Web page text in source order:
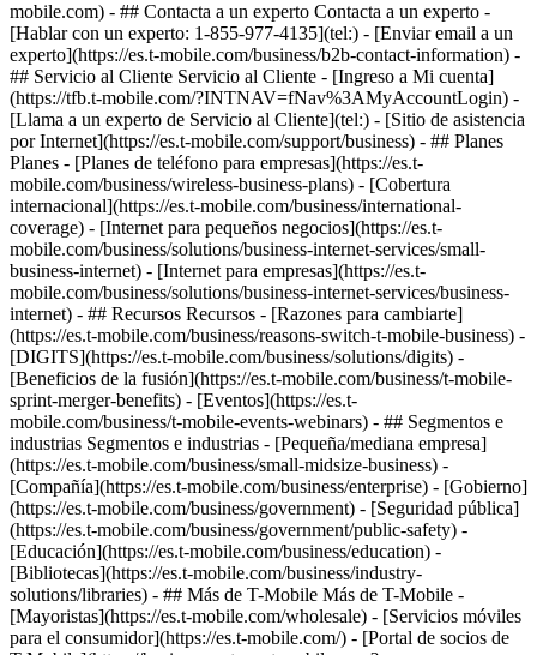
- ## Contacta a un experto Contacta a un experto -
[Hablar con un experto: 1-855-977-4135](tel:) - [Enviar email a un
experto](https://es.t-mobile.com/business/b2b-contact-information) -
## Servicio al Cliente Servicio al Cliente - [Ingreso a Mi cuenta]
(https://tfb.t-mobile.com/?INTNAV=fNav%3AMyAccountLogin) -
[Llama a un experto de Servicio al Cliente](tel:) - [Sitio de asistencia
por Internet](https://es.t-mobile.com/support/business) - ## Planes
Planes - [Planes de teléfono para empresas](https://es.t-
mobile.com/business/wireless-business-plans) - [Cobertura
internacional](https://es.t-mobile.com/business/international-
coverage) - [Internet para pequeños negocios](https://es.t-
mobile.com/business/solutions/business-internet-services/small-
business-internet) - [Internet para empresas](https://es.t-
mobile.com/business/solutions/business-internet-services/business-
internet) - ## Recursos Recursos - [Razones para cambiarte]
(https://es.t-mobile.com/business/reasons-switch-t-mobile-business) -
[DIGITS](https://es.t-mobile.com/business/solutions/digits) -
[Beneficios de la fusión](https://es.t-mobile.com/business/t-mobile-
sprint-merger-benefits) - [Eventos](https://es.t-
mobile.com/business/t-mobile-events-webinars) - ## Segmentos e
industrias Segmentos e industrias - [Pequeña/mediana empresa]
(https://es.t-mobile.com/business/small-midsize-business) -
[Compañía](https://es.t-mobile.com/business/enterprise) - [Gobierno]
(https://es.t-mobile.com/business/government) - [Seguridad pública]
(https://es.t-mobile.com/business/government/public-safety) -
[Educación](https://es.t-mobile.com/business/education) -
[Bibliotecas](https://es.t-mobile.com/business/industry-
solutions/libraries) - ## Más de T-Mobile Más de T-Mobile -
[Mayoristas](https://es.t-mobile.com/wholesale) - [Servicios móviles
para el consumidor](https://es.t-mobile.com/) - [Portal de socios de